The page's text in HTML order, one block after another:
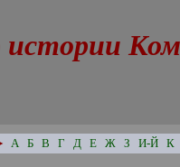
истории
А Б В Г Д Е Ж З И-Й К